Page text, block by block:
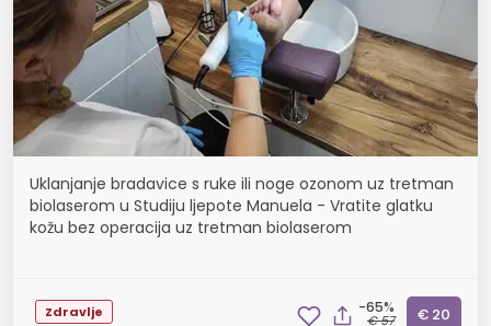
Uklanjanje bradavice s ruke ili noge ozonom uz tretman
biolaserom u Studiju ljepote Manuela - Vratite glatku
kožu bez operacija uz tretman biolaserom
Zdravlje -65%
€ 57 € 20